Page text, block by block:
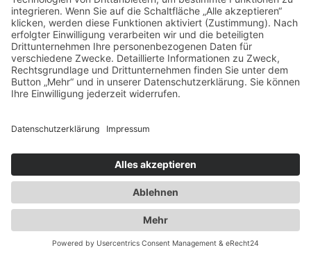
Technische Gase
2014
Umzug innerhalb Heusenstamms in
unsere neuen Räumlichkeiten an der
Martinseestraße 1
2015
Duwensee feiert Geburtstag
2016
Ausbau des Speditionshofes um 4000 qm
Erweiterung der Lagerfläche auf knapp
2018